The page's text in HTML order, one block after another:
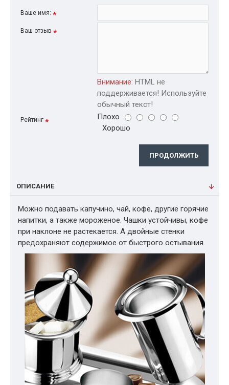
Ваше имя:
Ваш отзыв
Внимание: HTML не
поддерживается! Используйте
обычный текст!
Рейтинг
Плохо
Хорошо
ПРОДОЛЖИТЬ
ОПИСАНИЕ
Можно подавать капучино, чай, кофе, другие горячие
напитки, а также мороженое. Чашки устойчивы, кофе
при наклоне не растекается. А двойные стенки
предохраняют содержимое от быстрого остывания.